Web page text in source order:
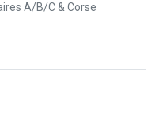
A/B/C & Corse